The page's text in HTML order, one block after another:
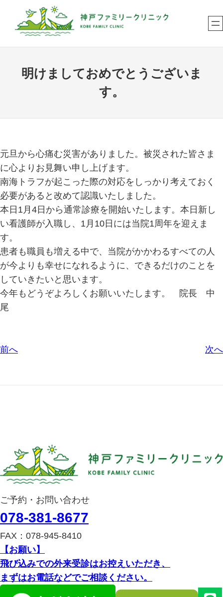
ス
明けましておめでとうございま
す。
元旦から心痛む災害がありました。被災された皆さま
に心よりお見舞い申し上げます。
南海トラフが起こった際の対応をしっかり考えておく
必要があると改めて認識いたしました。
本日1月4日から通常診療を開始いたします。本日新し
い看護師が入職し、1月10日には当院1周年を迎えま
す。
患者も職員も増える中で、当院がかかわるすべての人
が今よりも幸せになれるように、できるだけのことを
していきたいと思います。
今年もどうぞよろしくお願いいたします。 院長 中
尾
前へ 次へ
ご予約・お問い合わせ
078-381-8677
FAX：078-945-8410
【お願い】
飛び込みでの外来受診はお控えいただき、
まずはお電話などでご相談ください。